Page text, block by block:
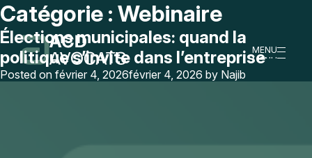
MENU
MENU
Catégorie : Webinaire
Élections municipales: quand la
politique s’invite dans l’entreprise
Posted on février 4, 2026février 4, 2026 by Najib